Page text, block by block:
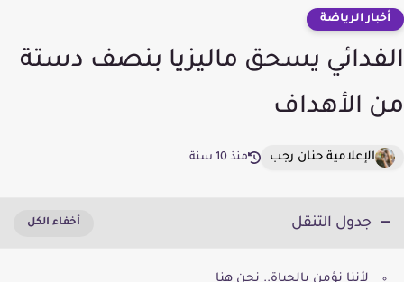
أخبار الرياضة
الفدائي يسحق ماليزيا بنصف دستة
من الأهداف
الإعلامية حنان رجب منذ 10 سنة
جدول التنقل
لأننا نؤمن بالحياة.. نحن هنا